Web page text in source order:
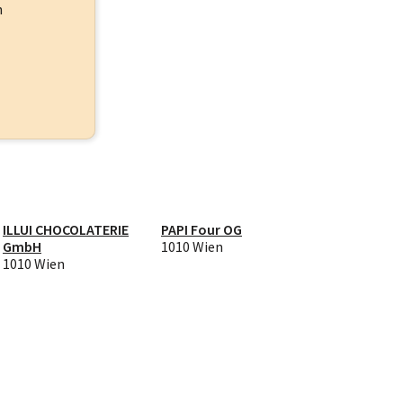
ILLUI CHOCOLATERIE
GmbH
1010 Wien
PAPI Four OG
1010 Wien